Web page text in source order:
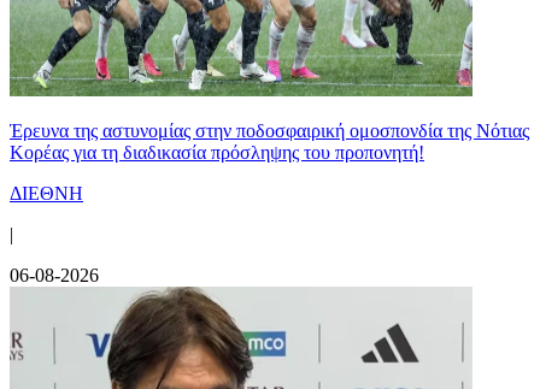
Έρευνα της αστυνομίας στην ποδοσφαιρική ομοσπονδία της Νότιας
Κορέας για τη διαδικασία πρόσληψης του προπονητή!
ΔΙΕΘΝΗ
|
06-08-2026